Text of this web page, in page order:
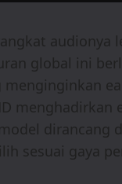
audionya
global ini
menginginkan
menghadirkan
dirancang
sesuai gaya